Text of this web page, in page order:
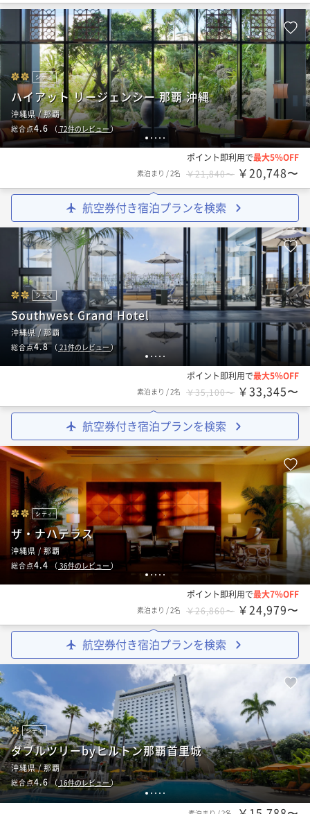
1 2 3 4 5
シティ
ハイアット リージェンシー 那覇 沖縄
沖縄県 / 那覇
総合点4.6 （ 72件のレビュー）
ポイント即利用で最大5％OFF
素泊まり /2名 ￥21,840〜 ￥20,748〜
航空券付き宿泊プランを検索
1 2 3 4 5
シティ
Southwest Grand Hotel
沖縄県 / 那覇
総合点4.8（ 21件のレビュー）
ポイント即利用で最大5％OFF
素泊まり /2名 ￥35,100〜 ￥33,345〜
航空券付き宿泊プランを検索
1 2 3 4 5
シティ
ザ・ナハテラス
沖縄県 / 那覇
総合点4.4 （ 36件のレビュー ）
ポイント即利用で最大7％OFF
素泊まり /2名 ￥26,860〜 ￥24,979〜
航空券付き宿泊プランを検索
1 2 3 4 5
シティ
ダブルツリーbyヒルトン那覇首里城
沖縄県 / 那覇
総合点4.6（16件のレビュー）